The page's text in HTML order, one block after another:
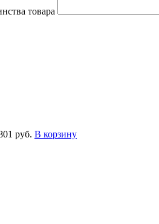
товара
руб. В корзину